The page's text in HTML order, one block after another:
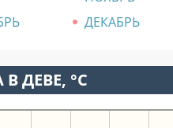
ДЕКАБРЬ
ДЕВЕ, °C